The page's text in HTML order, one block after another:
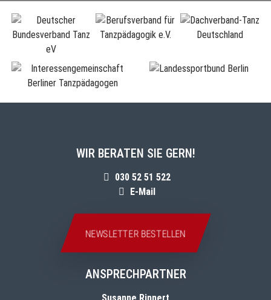
WIR BERATEN SIE GERN!
030 52 51 522
E-Mail
NEWSLETTER BESTELLEN
ANSPRECHPARTNER